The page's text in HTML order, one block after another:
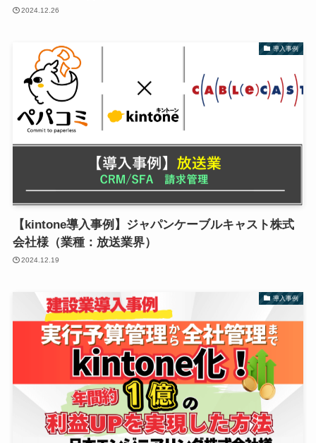
2024.12.26
導入事例
【kintone導入事例】ジャパンケーブルキャスト株式
会社様（業種：放送業界）
2024.12.19
導入事例